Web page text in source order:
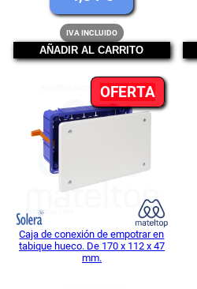
original
era:
5,69 €.
precio
actual
es:
4,84 €.
IVA INCLUIDO
AÑADIR AL CARRITO
OFERTA
EN
Caja de conexión de empotrar en
tabique hueco. De 170 x 112 x 47
mm.